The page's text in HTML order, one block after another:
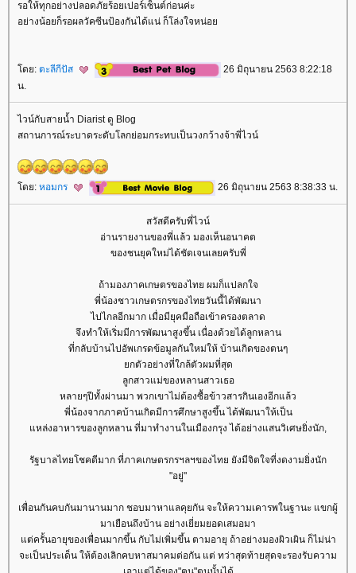
รอให้ทุกอย่างปลอดภัยร้อยเปอร์เซ็นต์ก่อนค่ะ
อย่างน้อยก็รอผลวัคซีนป้องกันได้แน่ ก็โล่งใจหน่อ
ดย: ตะลีกีปัส
26 มิถุนายน 2563 8:22:18
น.
ไวน์กับสายน้ำ Diarist ดู Blog
สถานการณ์ระบาดระดับโลกย่อมกระทบเป็นวงกว้างจ้าพี่ไวน์
ดย: หอมกร 26 มิถุนายน 2563 8:38:33 น.
สวัสดีครับพี่ไวน์
อ่านรายงานของพี่แล้ว มองเห็นอนาคต
ของชนยุคใหม่ได้ชัดเจนเลยครับพี่
ถ้ามองภาคเกษตรของไทย ผมก็แปลกใจ
พี่น้องชาวเกษตรกรของไทยวันนี้ได้พัฒนา
ไปไกลอีกมาก เมื่อมียุคมือถือเข้าครองตลาด
จึงทำให้เริ่มมีการพัฒนาสูงขึ้น เนื่องด้วยได้ลูกหลาน
ที่กลับบ้านไปอัพเกรดข้อมูลกันใหม่ให้ บ้านเกิดของตนๆ
กตัวอย่างที่ใกล้ตัวผมที่สุด
ลูกสาวแม่ของหลานสาวเธอ
หลายๆปีทั้งผ่านมา พวกเขาไม่ต้องซื้อข้าวสารกินเองอีกแล้ว
พี่น้องจากภาคบ้านเกิดมีการศึกษาสูงขึ้น ได้พัฒนาให้เป็น
หล่งอาหารของลูกหลาน ที่มาทำงานในเมืองกรุง ได้อย่างแสนวิเศษยิ่งนัก,
รัฐบาลไทยโชคดีมาก ที่ภาคเกษตรกรฯลฯของไทย ยังมีจิตใจที่งดงามยิ่งนัก
"อยู่"
เพื่อนกันคบกันมานานมาก ชอบมาหาแลคุยกัน จะให้ความเคารพในฐานะ แขกผู้
มาเยือนถึงบ้าน อย่างเยี่ยมยอดเสมอมา
ต่ครั้นอายุของเพื่อนมากขึ้น กับไม่เพิ่มขึ้น ตามอายุ ถ้าอย่างมองผิวเผิน ก็ไม่น่า
จะเป็นประเด็น ให้ต้องเลิกคบหาสมาคมต่อกัน แต่ ทว่าสุดท้ายสุดจะรองรับความ